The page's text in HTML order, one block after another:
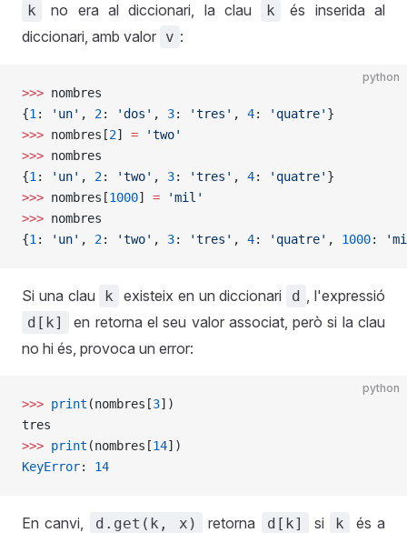
k no era al diccionari, la clau k
és inserida al
diccionari, amb valor v :
python
>>> nombres
{1 : 'un' , 2: 'dos' , 3: 'tres' , 4: 'quatre' }
>>> nombres[2] = 'two'
>>> nombres
{1 : 'un' , 2: 'two' , 3: 'tres' , 4: 'quatre' }
>>> nombres[1000] = 'mil'
>>> nombres
{1 : 'un' , 2: 'two' , 3: 'tres' , 4: 'quatre' , 1000:
Si una clau k existeix en un diccionari d , l'expressió
d[k]
en retorna el seu valor associat, però si la clau
no hi és, provoca un error:
python
>>> print (nombres[3])
tres
>>> print (nombres[14])
KeyError: 14
En canvi, d.get(k, x) retorna d[k] si k és a